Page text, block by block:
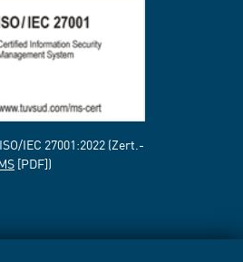
IEC 27001:2022 (Zert.-
[PDF])